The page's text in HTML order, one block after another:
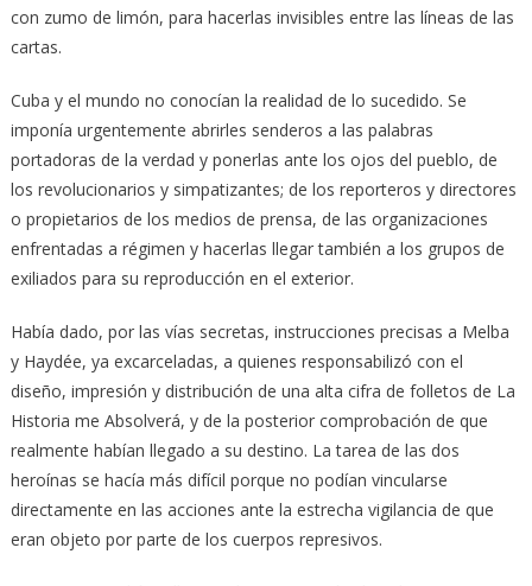
con zumo de limón, para hacerlas invisibles entre las líneas de las
cartas.
Cuba y el mundo no conocían la realidad de lo sucedido. Se
imponía urgentemente abrirles senderos a las palabras
portadoras de la verdad y ponerlas ante los ojos del pueblo, de
los revolucionarios y simpatizantes; de los reporteros y directores
o propietarios de los medios de prensa, de las organizaciones
enfrentadas a régimen y hacerlas llegar también a los grupos de
exiliados para su reproducción en el exterior.
Había dado, por las vías secretas, instrucciones precisas a Melba
y Haydée, ya excarceladas, a quienes responsabilizó con el
diseño, impresión y distribución de una alta cifra de folletos de La
Historia me Absolverá, y de la posterior comprobación de que
realmente habían llegado a su destino. La tarea de las dos
heroínas se hacía más difícil porque no podían vincularse
directamente en las acciones ante la estrecha vigilancia de que
eran objeto por parte de los cuerpos represivos.